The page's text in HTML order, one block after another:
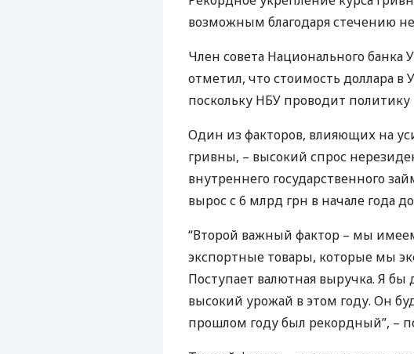
возможным благодаря стечению
Член совета Национального
отметил, что стоимость доллара
поскольку НБУ проводит политику
Один из факторов, влияющих на
гривны, – высокий спрос
внутреннего государственного
вырос с 6 млрд грн в начале года
“Второй важный фактор – мы
экспортные товары, которые мы
Поступает валютная выручка. Я бы
высокий урожай в этом году. Он
прошлом году был рекордный”, –